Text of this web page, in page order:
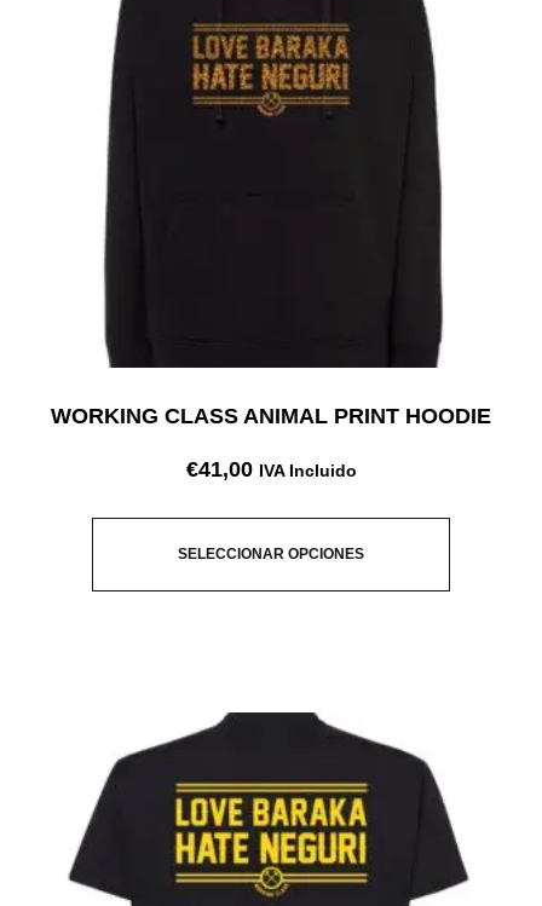
WORKING CLASS ANIMAL PRINT HOODIE
€41,00 IVA Incluido
SELECCIONAR OPCIONES